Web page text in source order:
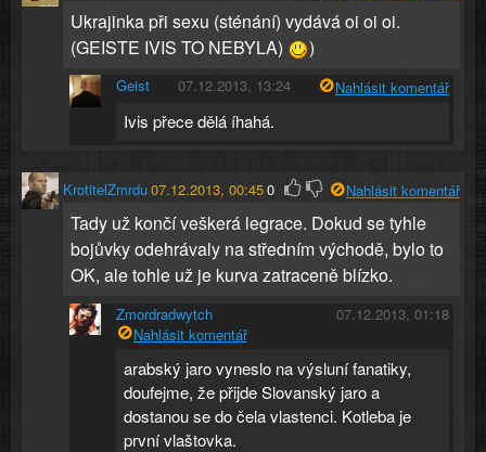
Ukrajinka při sexu (sténání) vydává oi oi oi.
(GEISTE IVIS TO NEBYLA)
)
Geist 07.12.2013, 13:24 Nahlásit komentář
Ivis přece dělá íhahá.
KrotitelZmrdu07.12.2013, 00:450 Nahlásit komentář
Tady už končí veškerá legrace. Dokud se tyhle
bojůvky odehrávaly na středním východě, bylo to
OK, ale tohle už je kurva zatraceně blízko.
Zmordradwytch
07.12.2013, 01:18
Nahlásit komentář
arabský jaro vyneslo na výsluní fanatiky,
doufejme, že přijde Slovanský jaro a
dostanou se do čela vlastenci. Kotleba je
první vlaštovka.